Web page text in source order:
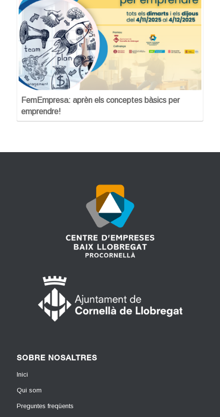
FemEmpresa: aprèn els conceptes bàsics per
emprendre!
SOBRE NOSALTRES
Inici
Qui som
Preguntes freqüents